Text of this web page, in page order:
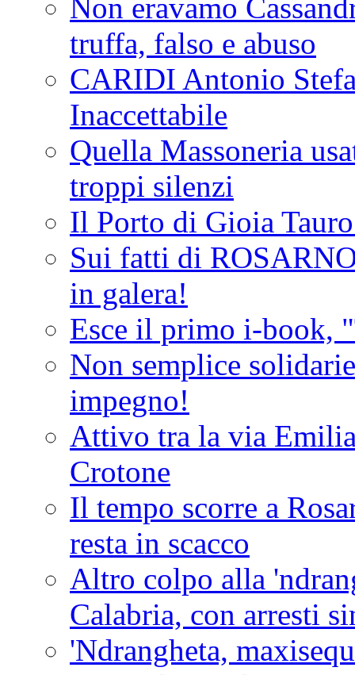
Non eravamo
truffa, falso e abuso
CARIDI Antonio
Inaccettabile
Quella Massoneria
troppi silenzi
Il Porto di Gioia
Sui fatti di
in galera!
Esce il primo i-book,
Non semplice
impegno!
Attivo tra la via
Crotone
Il tempo scorre a
resta in scacco
Altro colpo alla
Calabria, con arresti
'Ndrangheta,